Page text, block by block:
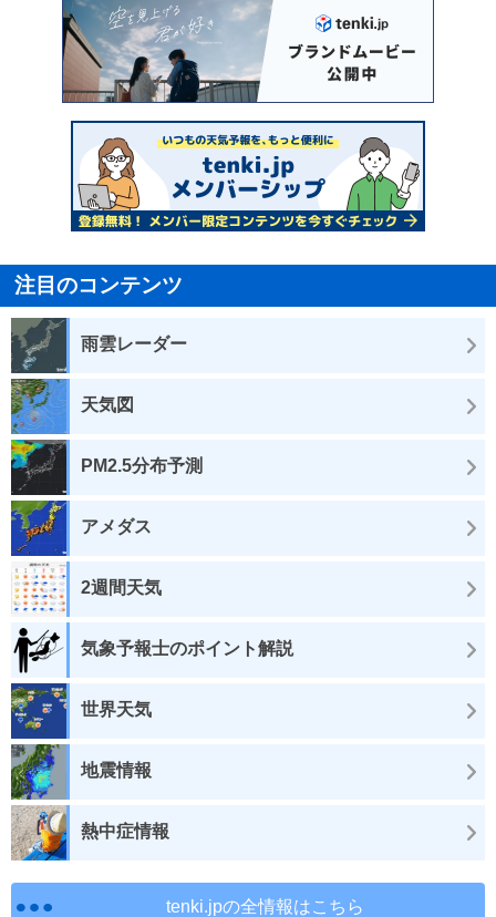
注目のコンテンツ
雨雲レーダー
天気図
PM2.5分布予測
アメダス
2週間天気
気象予報士のポイント解説
世界天気
地震情報
熱中症情報
tenki.jpの全情報はこちら